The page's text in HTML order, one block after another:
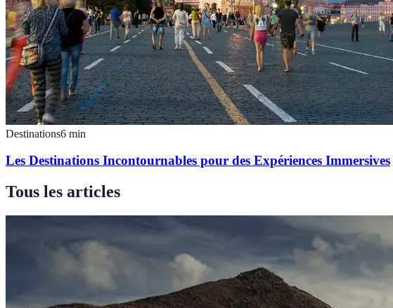
Destinations6 min
Les Destinations Incontournables pour des Expériences Immersives
Tous les articles